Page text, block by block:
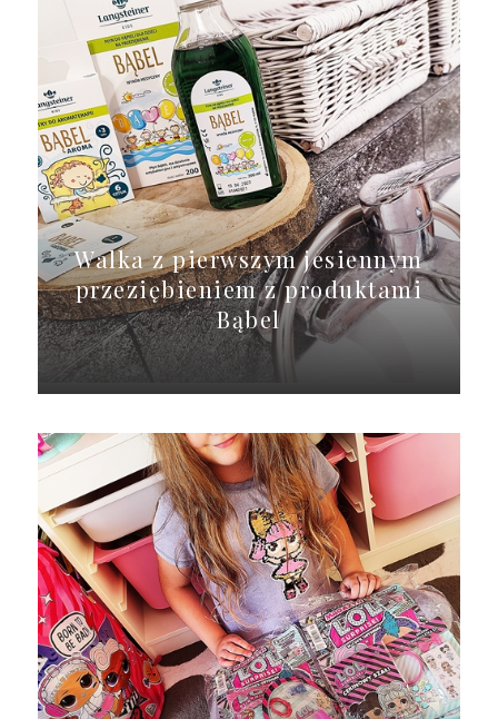
Walka z pierwszym jesiennym
przeziębieniem z produktami
Bąbel